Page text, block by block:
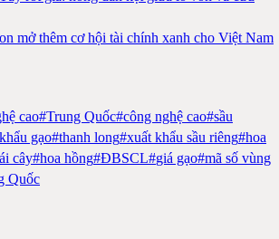
mở thêm cơ hội tài chính xanh cho Việt Nam
cao#Trung Quốc#công nghệ cao#sầu
gạo#thanh long#xuất khẩu sầu riêng#hoa
cây#hoa hồng#ĐBSCL#giá gạo#mã số vùng
Quốc